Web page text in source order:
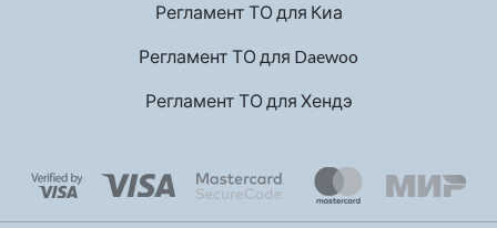
Регламент ТО для Киа
Регламент ТО для Daewoo
Регламент ТО для Хендэ